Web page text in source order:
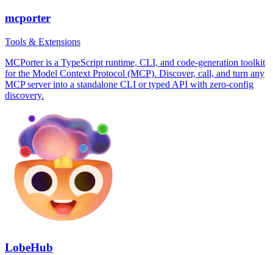
mcporter
Tools & Extensions
MCPorter is a TypeScript runtime, CLI, and code-generation toolkit
for the Model Context Protocol (MCP). Discover, call, and turn any
MCP server into a standalone CLI or typed API with zero-config
discovery.
LobeHub